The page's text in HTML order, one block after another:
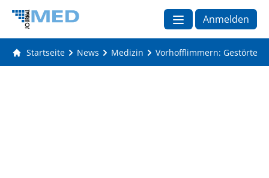
Anmelden
Startseite News Medizin Vorhofflimmern: Gestörte